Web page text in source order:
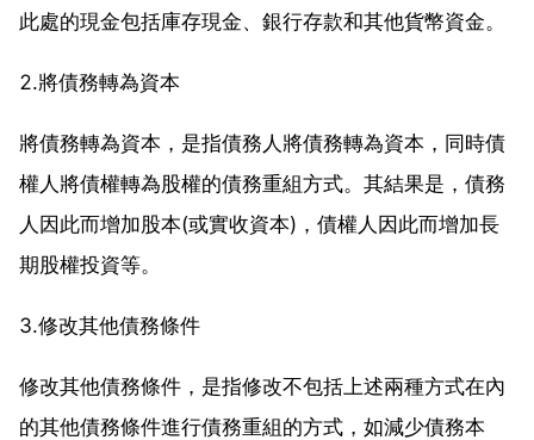
此處的現金包括庫存現金、銀行存款和其他貨幣資金。
2.將債務轉為資本
將債務轉為資本，是指債務人將債務轉為資本，同時債
權人將債權轉為股權的債務重組方式。其結果是，債務
人因此而增加股本(或實收資本)，債權人因此而增加長
期股權投資等。
3.修改其他債務條件
修改其他債務條件，是指修改不包括上述兩種方式在內
的其他債務條件進行債務重組的方式，如減少債務本